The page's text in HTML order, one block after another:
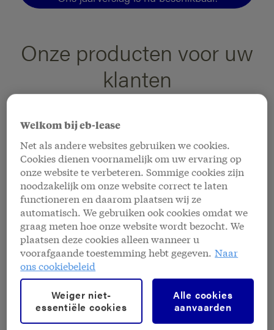
Onze producten voor uw
klanten
Particuliere producten
Ontdek alle producten voor uw
particuliere klanten.
Naar de producten
Professionele producten
Welkom bij eb-lease
Net als andere websites gebruiken we cookies.
Cookies dienen voornamelijk om uw ervaring op
onze website te verbeteren. Sommige cookies zijn
noodzakelijk om onze website correct te laten
functioneren en daarom plaatsen wij ze
automatisch. We gebruiken ook cookies omdat we
graag meten hoe onze website wordt bezocht. We
plaatsen deze cookies alleen wanneer u
voorafgaande toestemming hebt gegeven. Naar
ons cookiebeleid
Weiger niet-
essentiële cookies
Alle cookies
aanvaarden